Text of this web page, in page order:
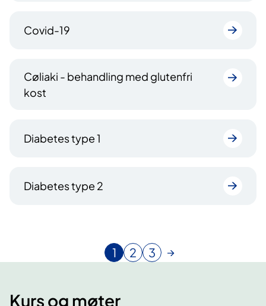
Covid-19
Cøliaki - behandling med glutenfri
kost
Diabetes type 1
Diabetes type 2
N
æ
1
G
2
G
3
Kurs og møter